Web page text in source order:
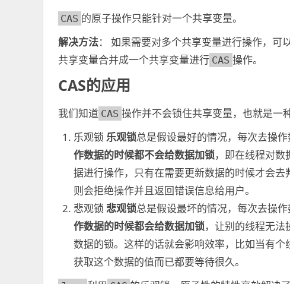
CAS 的原子操作只能针对一个共享变量。
解决方法： 如果需要对多个共享变量进行操作，可
共享变量合并成一个共享变量进行 CAS 操作。
CAS的应用
我们知道 CAS 操作并不会锁住共享变量，也就是一
乐观锁 乐观锁总是假设最好的情况，每次去操
作数据的时候都不会给数据加锁，即在线程对数
据进行操作，只有在需要更新数据的时候才会
则会拒绝操作并且返回错误信息给用户。
悲观锁 悲观锁总是假设最坏的情况，每次去操
作数据的时候都会给数据加锁，让别的线程无法
数据的锁。这样的话就会影响效率，比如当有
获取这个数据的值而已都要等待很久。